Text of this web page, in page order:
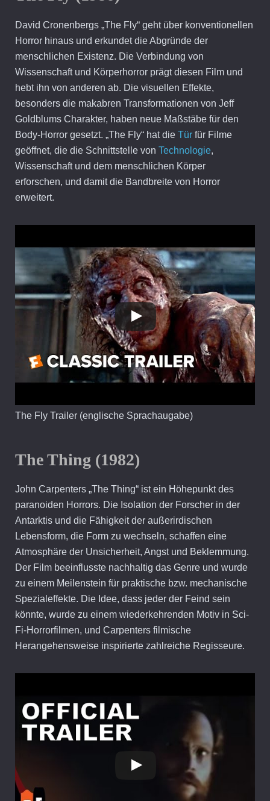
David Cronenbergs „The Fly“ geht über konventionellen
Horror hinaus und erkundet die Abgründe der
menschlichen Existenz. Die Verbindung von
Wissenschaft und Körperhorror prägt diesen Film und
hebt ihn von anderen ab. Die visuellen Effekte,
besonders die makabren Transformationen von Jeff
Goldblums Charakter, haben neue Maßstäbe für den
Body-Horror gesetzt. „The Fly“ hat die Türfür Filme
geöffnet, die die Schnittstelle von Technologie,
Wissenschaft und dem menschlichen Körper
erforschen, und damit die Bandbreite von Horror
erweitert.
The Fly Trailer (englische Sprachaugabe)
The Thing (1982)
John Carpenters „The Thing“ ist ein Höhepunkt des
paranoiden Horrors. Die Isolation der Forscher in der
Antarktis und die Fähigkeit der außerirdischen
Lebensform, die Form zu wechseln, schaffen eine
Atmosphäre der Unsicherheit, Angst und Beklemmung.
Der Film beeinflusste nachhaltig das Genre und wurde
zu einem Meilenstein für praktische bzw. mechanische
Spezialeffekte. Die Idee, dass jeder der Feind sein
könnte, wurde zu einem wiederkehrenden Motiv in Sci-
Fi-Horrorfilmen, und Carpenters filmische
Herangehensweise inspirierte zahlreiche Regisseure.